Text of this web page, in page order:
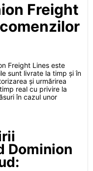
Freight
Freight Lines este
sunt livrate la timp și în
și urmărirea
real cu privire la
în cazul unor
Dominion